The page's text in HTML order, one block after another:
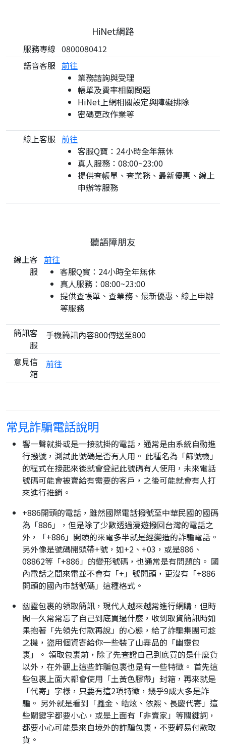
HiNet網路
服務專線 0800080412
語音客服 前往
業務諮詢與受理
帳單及費率相關問題
HiNet上網相關設定與障礙排除
密碼更改作業等
線上客服 前往
客服Q寶：24小時全年無休
真人服務：08:00~23:00
提供查帳單、查業務、最新優惠、線上
申辦等服務
聽語障朋友
線上客
服
前往
客服Q寶：24小時全年無休
真人服務：08:00~23:00
提供查帳單、查業務、最新優惠、線上申辦
等服務
簡訊客
服
手機簡訊內容800傳送至800
意見信
箱
前往
常見詐騙電話說明
響一聲就掛或是一接就掛的電話，通常是由系統自動進
行撥號，測試此號碼是否有人用。 此種名為「篩號機」
的程式在接起來後就會登記此號碼有人使用，未來電話
號碼可能會被賣給有需要的客戶，之後可能就會有人打
來進行推銷。
+886開頭的電話，雖然國際電話撥號至中華民國的國碼
為「886」，但是除了少數透過漫遊撥回台灣的電話之
外，「+886」開頭的來電多半就是經變造的詐騙電話。
另外像是號碼開頭帶+號，如+2、+03，或是886、
08862等「+886」的變形號碼，也通常是有問題的。 國
內電話之間來電並不會有「+」號開頭，更沒有「+886
開頭的國內市話號碼」這種格式。
幽靈包裹的領取簡訊，現代人越來越常進行網購，但時
間一久常常忘了自己到底買過什麼，收到取貨簡訊時如
果抱著「先領先付款再說」的心態，給了詐騙集團可趁
之機，盜用個資寄給你一些裝了山寨品的「幽靈包
裹」。 領取包裹前，除了先查證自己到底買的是什麼貨
以外，在外觀上這些詐騙包裹也是有一些特徵。 首先這
些包裹上面大都會使用「土黃色膠帶」封箱，再來就是
「代寄」字樣，只要有這2項特徵，幾乎9成大多是詐
騙。 另外就是看到「鑫金、皓炫、依熙、長慶代寄」這
些關鍵字都要小心，或是上面有「非賣家」等關鍵詞，
都要小心可能是來自境外的詐騙包裹，不要輕易付款取
貨。